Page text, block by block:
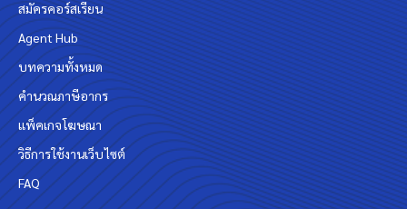
สมัครคอร์สเรียน
Agent Hub
บทความทั้งหมด
คำนวณภาษีอากร
แพ็คเกจโฆษณา
วิธีการใช้งานเว็บไซต์
FAQ